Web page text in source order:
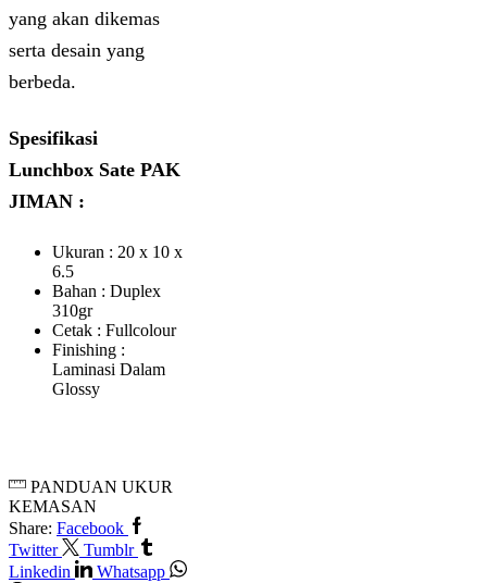
yang akan dikemas
serta desain yang
berbeda.
Spesifikasi
Lunchbox Sate PAK
JIMAN :
Ukuran : 20 x 10 x
6.5
Bahan : Duplex
310gr
Cetak : Fullcolour
Finishing :
Laminasi Dalam
Glossy
PANDUAN UKUR
KEMASAN
Share: Facebook
Twitter
Tumblr
Linkedin
Whatsapp